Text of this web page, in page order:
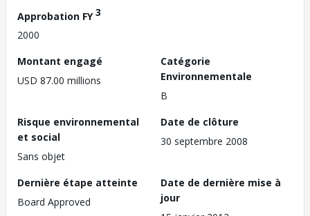
Approbation FY3
2000
Montant engagé
USD 87.00 millions
Catégorie
Environnementale
B
Risque environnemental
et social
Sans objet
Date de clôture
30 septembre 2008
Dernière étape atteinte
Board Approved
Date de dernière mise à
jour